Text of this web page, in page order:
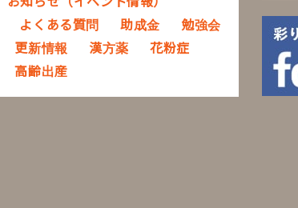
よくある質問 助成金
勉強会
更新情報 漢方薬
花粉症
高齢出産